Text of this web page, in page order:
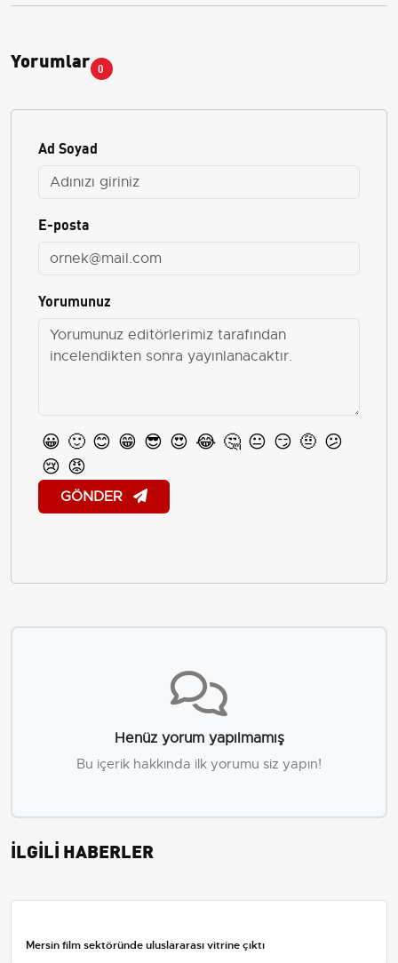
Yorumlar 0
Ad Soyad
E-posta
Yorumunuz
😀 🙂 😊 😁 😎 😍 😂 🤔 😐 😏 🤨 😕
😢 😡
GÖNDER
Henüz yorum yapılmamış
Bu içerik hakkında ilk yorumu siz yapın!
İLGİLİ HABERLER
Mersin film sektöründe uluslararası vitrine çıktı